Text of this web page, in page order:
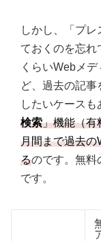
しかし、「プ
ておくのを忘れ
くらいWebメ
ど、過去の記
したいケース
検索」機能（有
月間まで過去の
るのです。無料
です。